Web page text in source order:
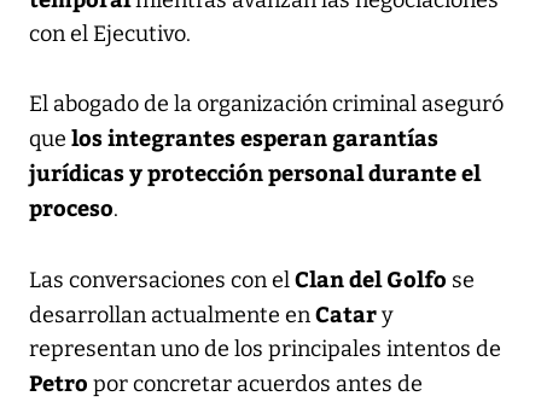
con el Ejecutivo.
El abogado de la organización criminal aseguró
que los integrantes esperan garantías
jurídicas y protección personal durante el
proceso.
Las conversaciones con elClan del Golfo se
desarrollan actualmente enCatary
representan uno de los principales intentos de
Petro por concretar acuerdos antes de